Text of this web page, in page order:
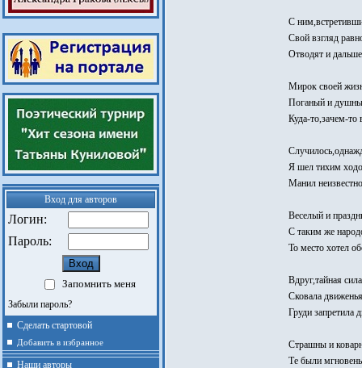
Вход для авторов
Логин:
Пароль:
Запомнить меня
Забыли пароль?
Сделать стартовой
Добавить в избранное
Наши авторы
С
Свой взгляд
Отводят и
Мирок своей
Поганый и
Куда-то,зачем-то
Я шел тихим
Манил
Веселый и
С таким же
То место хотел
Вдруг,тайная сила
Сковала
Груди запретила
Страшны и
Те были